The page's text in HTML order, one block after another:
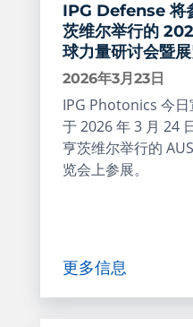
IPG Defense 将
茨维尔举行的
球力量研讨会暨
2026年3月23日
IPG Photonics 今
于 2026 年 3 月 24
亨茨维尔举行的
览会上参展。
更多信息